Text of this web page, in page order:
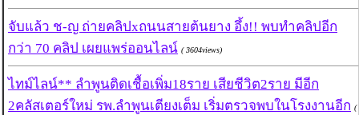
จับแล้ว ช-ญ ถ่ายคลิปxถนนสายต้นยาง อึ้ง!! พบทำคลิปอีก
กว่า 70 คลิป เผยแพร่ออนไลน์ ( 3604views)
ไทม์ไลน์** ลำพูนติดเชื้อเพิ่ม18ราย เสียชีวิต2ราย มีอีก
2คลัสเตอร์ใหม่ รพ.ลำพูนเตียงเต็ม เริ่มตรวจพบในโรงงานอีก (